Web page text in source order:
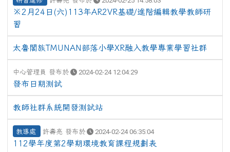
※2月24日(六)113年AR2VR基礎/進階編輯教學教師研
習
太魯閣族TMUNAN部落小學XR融入教學專業學習社群
中心管理員 發布於 2024-02-24 12:04:29
發布日期測試
教師社群系統開發測試站
教導處 許壽亮 發布於 2024-02-24 06:35:04
112學年度第2學期環境教育課程規劃表